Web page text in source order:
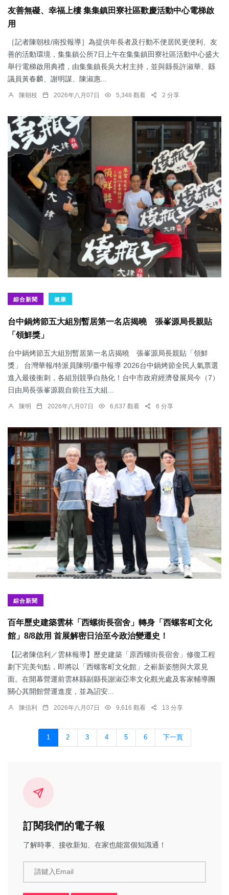
友善無礙、幸福上樓 集集鎮田寮社區歡慶活動中心電梯啟
用
［記者陳朝枝/南投報導］為提供年長者及行動不便居民更便利、友
善的活動環境，集集鎮公所7日上午在集集鎮田寮社區活動中心盛大
舉行電梯啟用典禮，由集集鎮長吳大村主持，並與縣長許淑華、縣
議員黃春麟、謝明謀、陳淑惠...
陳朝枝 2026年八月07日 5,348 觀看 2 分享
綜合新聞 健康
台中鍋烤節五大組別暫居第一名店揭曉 張峯源局長親貼
「領鮮獎」
台中鍋烤節五大組別暫居第一名店揭曉 張峯源局長親貼「領鮮
獎」 台灣華報/特派員陳明/臺中報導 2026台中鍋烤節全民人氣票選
進入最後衝刺，各組別競爭白熱化！台中市政府經濟發展局今（7）
日由局長張峯源親自前往五大組...
陳明 2026年八月07日 6,637 觀看 6 分享
綜合新聞
百年歷史建築雲林「西螺街長宿舍」轉身「西螺客町文化
館」8/8啟用 首展解密日治至今政治變遷史！
【記者陳信利／雲林報導】歷史建築「原西螺街長宿舍」修復工程
劃下完美句點，即將以「西螺客町文化館」之嶄新姿態與大眾見
面。在開幕營運前雲林縣副縣長謝淑亞率文化觀光處及客家輔導團
關心其開館營運進度，並為詔安...
陳信利 2026年八月07日 9,616 觀看 13 分享
1 2 3 4 5 6 下一頁
訂閱我們的電子報
了解時事、接收新知、在家也能當個知識通！
請鍵入Email